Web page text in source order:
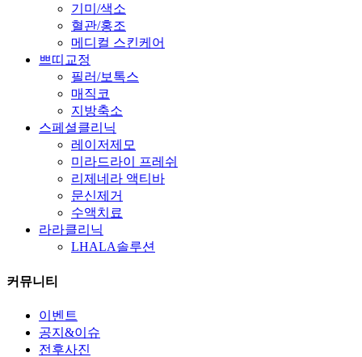
기미/색소
혈관/홍조
메디컬 스킨케어
쁘띠교정
필러/보톡스
매직코
지방축소
스페셜클리닉
레이저제모
미라드라이 프레쉬
리제네라 액티바
문신제거
수액치료
라라클리닉
LHALA솔루션
커뮤니티
이벤트
공지&이슈
전후사진